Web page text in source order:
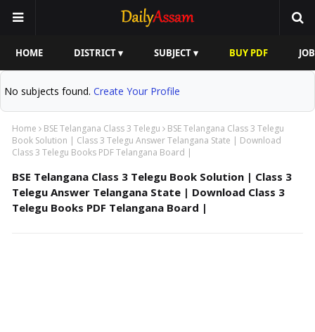
HOME DISTRICT ▾ SUBJECT ▾ BUY PDF
No subjects found. Create Your Profile
Home BSE Telangana Class 3 Telegu
BSE Telangana Class 3 Telegu
Book Solution | Class 3 Telegu Answer Telangana State | Download
Class 3 Telegu Books PDF Telangana Board |
BSE Telangana Class 3 Telegu Book Solution | Class 3
Telegu Answer Telangana State | Download Class 3
Telegu Books PDF Telangana Board |